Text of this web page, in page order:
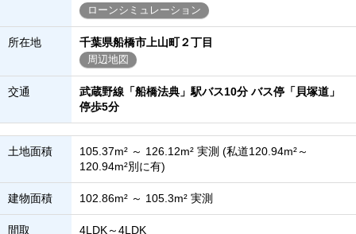
ローンシミュレーション
所在地 千葉県船橋市上山町２丁目
周辺地図
交通
武蔵野線「船橋法典」駅バス10分 バス停「貝塚道」
停歩5分
土地面積
105.37m² ～ 126.12m² 実測 (私道120.94m²～
120.94m²別に有)
建物面積 102.86m² ～ 105.3m² 実測
間取 4LDK～4LDK